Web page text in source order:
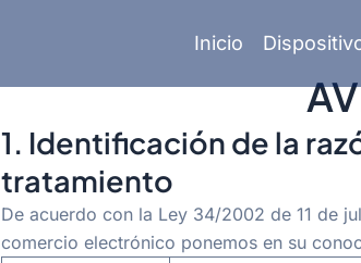
Inicio
1. Identificación de la
tratamiento
De acuerdo con la Ley 34/2002 de 11 de
comercio electrónico ponemos en su